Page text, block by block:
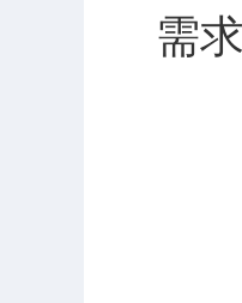
需